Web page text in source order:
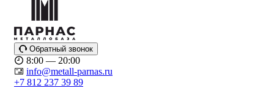
Обратный звонок
8:00 — 20:00
info@metall-parnas.ru
+7 812 237 39 89